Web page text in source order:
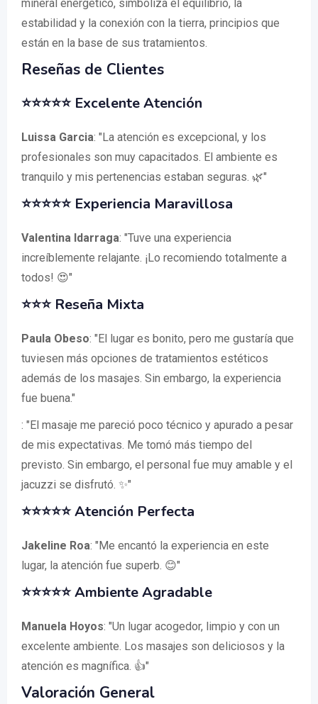
mineral energético, simboliza el equilibrio, la
estabilidad y la conexión con la tierra, principios que
están en la base de sus tratamientos.
Reseñas de Clientes
⭐⭐⭐⭐⭐ Excelente Atención
Luissa Garcia: "La atención es excepcional, y los
profesionales son muy capacitados. El ambiente es
tranquilo y mis pertenencias estaban seguras. 🌿"
⭐⭐⭐⭐⭐ Experiencia Maravillosa
Valentina Idarraga: "Tuve una experiencia
increíblemente relajante. ¡Lo recomiendo totalmente a
todos! 😍"
⭐⭐⭐ Reseña Mixta
Paula Obeso: "El lugar es bonito, pero me gustaría que
tuviesen más opciones de tratamientos estéticos
además de los masajes. Sin embargo, la experiencia
fue buena."
: "El masaje me pareció poco técnico y apurado a pesar
de mis expectativas. Me tomó más tiempo del
previsto. Sin embargo, el personal fue muy amable y el
jacuzzi se disfrutó. ✨"
⭐⭐⭐⭐⭐ Atención Perfecta
Jakeline Roa: "Me encantó la experiencia en este
lugar, la atención fue superb. 😊"
⭐⭐⭐⭐⭐ Ambiente Agradable
Manuela Hoyos: "Un lugar acogedor, limpio y con un
excelente ambiente. Los masajes son deliciosos y la
atención es magnífica. 👍"
Valoración General